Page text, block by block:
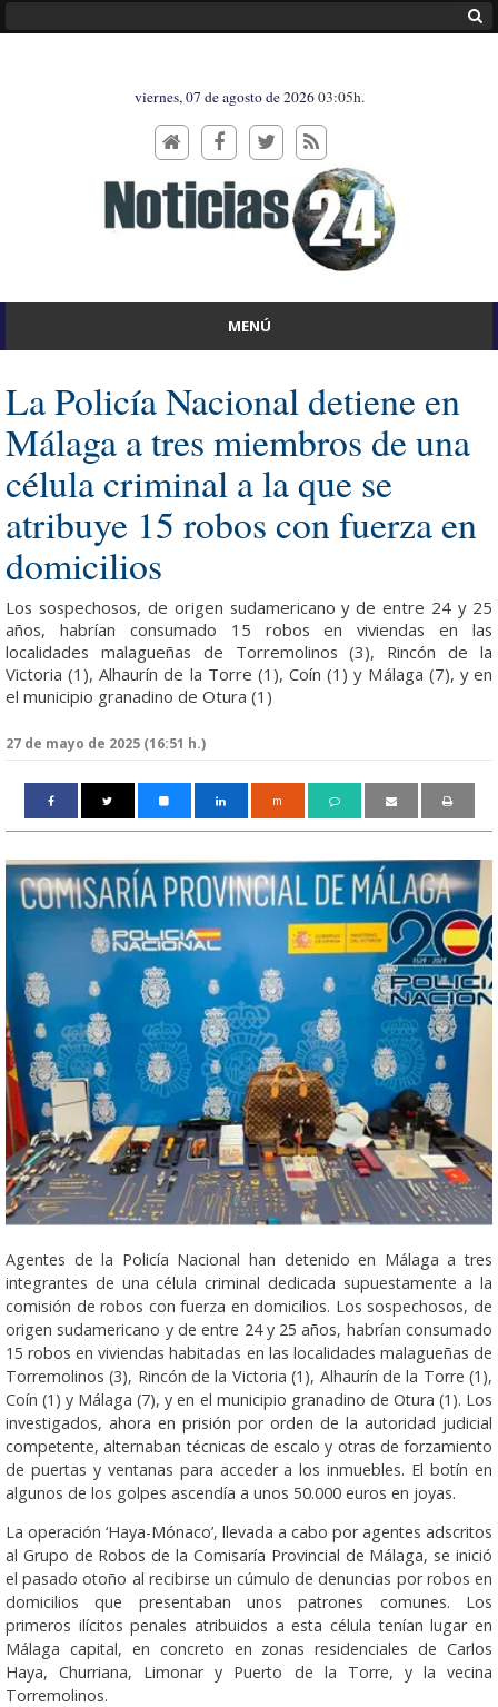
viernes, 07 de agosto de 202603:05h.
MENÚ
La Policía Nacional detiene en
Málaga a tres miembros de una
célula criminal a la que se
atribuye 15 robos con fuerza en
domicilios
Los sospechosos, de origen sudamericano y de entre 24 y 25
años, habrían consumado 15 robos en viviendas en las
localidades malagueñas de Torremolinos (3), Rincón de la
Victoria (1), Alhaurín de la Torre (1), Coín (1) y Málaga (7), y en
el municipio granadino de Otura (1)
27 de mayo de 2025 (16:51 h.)
m
Agentes de la Policía Nacional han detenido en Málaga a tres
integrantes de una célula criminal dedicada supuestamente a la
comisión de robos con fuerza en domicilios. Los sospechosos, de
origen sudamericano y de entre 24 y 25 años, habrían consumado
15 robos en viviendas habitadas en las localidades malagueñas de
Torremolinos (3), Rincón de la Victoria (1), Alhaurín de la Torre (1),
Coín (1) y Málaga (7), y en el municipio granadino de Otura (1). Los
investigados, ahora en prisión por orden de la autoridad judicial
competente, alternaban técnicas de escalo y otras de forzamiento
de puertas y ventanas para acceder a los inmuebles. El botín en
algunos de los golpes ascendía a unos 50.000 euros en joyas.
La operación ‘Haya-Mónaco’, llevada a cabo por agentes adscritos
al Grupo de Robos de la Comisaría Provincial de Málaga, se inició
el pasado otoño al recibirse un cúmulo de denuncias por robos en
domicilios que presentaban unos patrones comunes. Los
primeros ilícitos penales atribuidos a esta célula tenían lugar en
Málaga capital, en concreto en zonas residenciales de Carlos
Haya, Churriana, Limonar y Puerto de la Torre, y la vecina
Torremolinos.